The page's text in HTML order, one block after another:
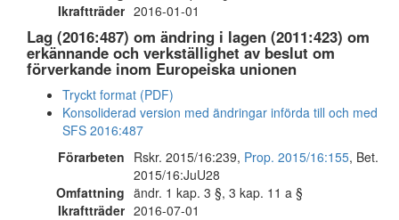
Ikraftträder 2016-01-01
Lag (2016:487) om ändring i lagen (2011:423) om
erkännande och verkställighet av beslut om
förverkande inom Europeiska unionen
Tryckt format (PDF)
Konsoliderad version med ändringar införda till och med
SFS 2016:487
Förarbeten Rskr. 2015/16:239, Prop. 2015/16:155, Bet.
2015/16:JuU28
Omfattning ändr. 1 kap. 3 §, 3 kap. 11 a §
Ikraftträder 2016-07-01